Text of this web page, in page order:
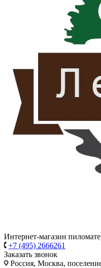
Интернет-магазин
+7 (495) 2666261
Заказать звонок
Россия, Москва,